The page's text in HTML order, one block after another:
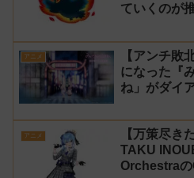
ていくのが
ス】
アニメ
【アンチ敗
になった『
ね」がダイ
アニメ
【万策尽き
TAKU
Orchestraの